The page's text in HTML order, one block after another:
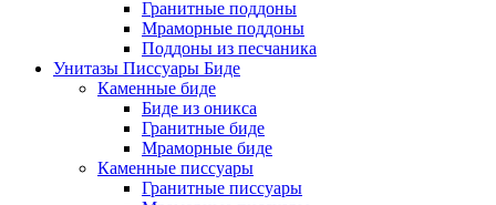
Гранитные поддоны
Мраморные поддоны
Поддоны из песчаника
Унитазы Писсуары Биде
Каменные биде
Биде из оникса
Гранитные биде
Мраморные биде
Каменные писсуары
Гранитные писсуары